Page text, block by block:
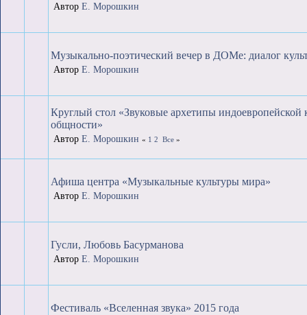
Автор Е. Морошкин
Музыкально-поэтический вечер в ДОМе: диалог
Автор Е. Морошкин
Круглый стол «Звуковые архетипы индоевропейской
общности»
Автор Е. Морошкин « 1 2 Все »
Афиша центра «Музыкальные культуры мира»
Автор Е. Морошкин
Гусли, Любовь Басурманова
Автор Е. Морошкин
Фестиваль «Вселенная звука» 2015 года